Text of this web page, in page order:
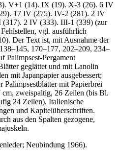
V+1 (14). IX (19). X-3 (26). 6 IV
17 IV (275). IV-2 (281). 2 IV
2 IV (333). III-1 (339) (zur
vgl. ausführlich
Der Text ist, mit Ausnahme der
170–177, 202–209, 234–
Palimpsest-Pergament
geglättet und mit Lanolin
mit Japanpapier ausgebessert;
Palimpsestblätter mit Papierbrei
zweispaltig, 26 Zeilen (bis Bl.
24 Zeilen). Italienische
und Kapitelüberschriften.
aus den Spalten gezogene,
Neubindung 1966).